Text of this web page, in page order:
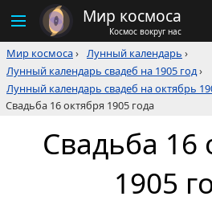
Мир космоса
Космос вокруг нас
Мир космоса› Лунный календарь ›
Лунный календарь свадеб на 1905 год›
Лунный календарь свадеб на октябрь
Свадьба 16 октября 1905 года
Свадьба 16
1905